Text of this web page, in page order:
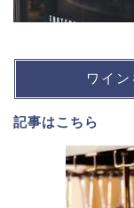
ワイ
記事はこちら